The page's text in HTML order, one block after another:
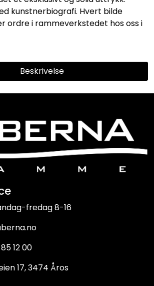
kunstnerbiografi. Hvert bilde
ordre i rammeverkstedet hos oss i
Beskrivelse
fredag 8-16
12 00
17, 3474 Åros